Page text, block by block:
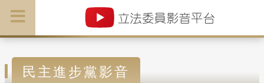
民主進步黨影音